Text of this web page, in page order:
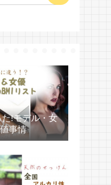
!モデル・女
事情